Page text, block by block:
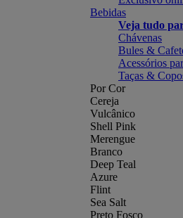
Bebidas
Veja tudo
Chávenas
Bules &
Acessórios
Taças &
Por Cor
Cereja
Vulcânico
Shell Pink
Merengue
Branco
Deep Teal
Azure
Flint
Sea Salt
Preto Fosco